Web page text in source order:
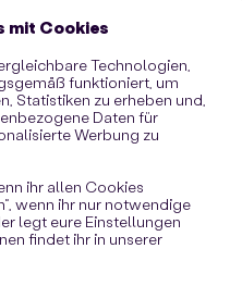
.
mit Cookies
Technologien,
funktioniert, um
Statistiken zu erheben und,
Daten für
Werbung zu
ihr allen Cookies
wenn ihr nur notwendige
legt eure Einstellungen
findet ihr in unserer